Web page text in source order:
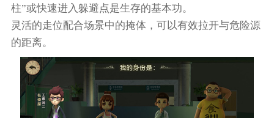
柱”或快速进入躲避点是生存的基本功。
灵活的走位配合场景中的掩体，可以有效拉开与危险源
的距离。